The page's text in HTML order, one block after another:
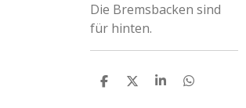
Die Bremsbacken sind
für hinten.
T
T
T
T